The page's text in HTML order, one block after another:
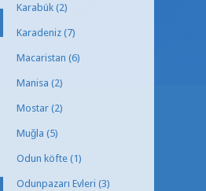
Karabük (2)
Karadeniz (7)
Macaristan (6)
Manisa (2)
Mostar (2)
Muğla (5)
Odun köfte (1)
Odunpazarı Evleri (3)